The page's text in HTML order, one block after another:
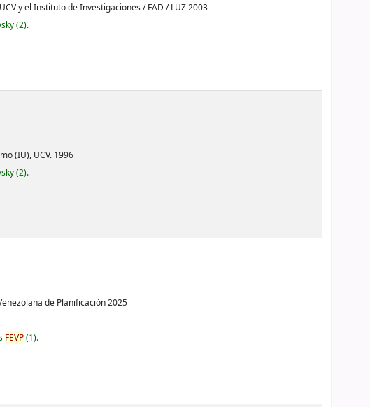
y el Instituto de Investigaciones / FAD / LUZ 2003
(2).
(IU), UCV. 1996
(2).
de Planificación2025
FEVP(1).